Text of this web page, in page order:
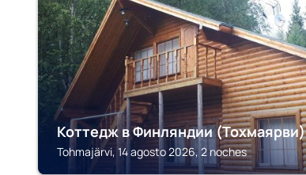
Коттедж в Финляндии (Тохмаярви)
Tohmajärvi, 14 agosto 2026, 2 noches